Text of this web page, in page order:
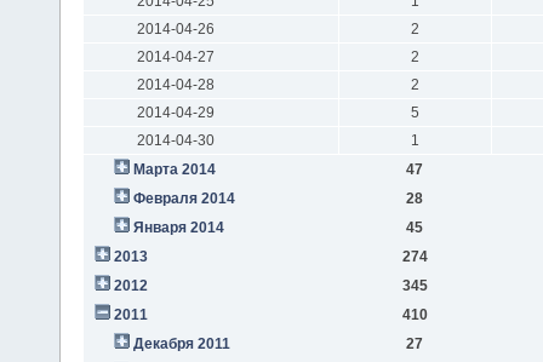
2014-04-26
2
2014-04-27
2
2014-04-28
2
2014-04-29
5
2014-04-30
1
Марта 2014
47
Февраля 2014
28
Января 2014
45
2013
274
2012
345
2011
410
Декабря 2011
27